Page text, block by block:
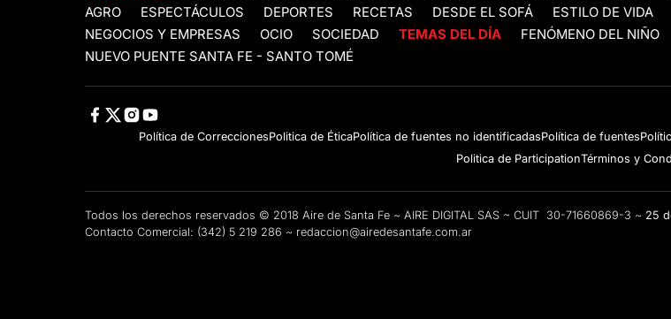
AGRO
ESPECTÁCULOS DEPORTES RECETAS DESDE EL SOFÁ ESTILO DE VIDA
NEGOCIOS Y EMPRESAS
OCIO SOCIEDAD TEMAS DEL DÍA FENÓMENO DEL NIÑO
NUEVO PUENTE SANTA FE - SANTO TOMÉ
Política de CorreccionesPolitica de ÉticaPolítica de fuentes no identificadasPolítica de fuentes
Politica de ParticipationTérminos y
Todos los derechos reservados © 2018 Aire de Santa Fe ~ AIRE DIGITAL SAS ~ CUIT 30-71660869-3 ~ 25
Contacto Comercial: (342) 5 219 286 ~ redaccion@airedesantafe.com.ar